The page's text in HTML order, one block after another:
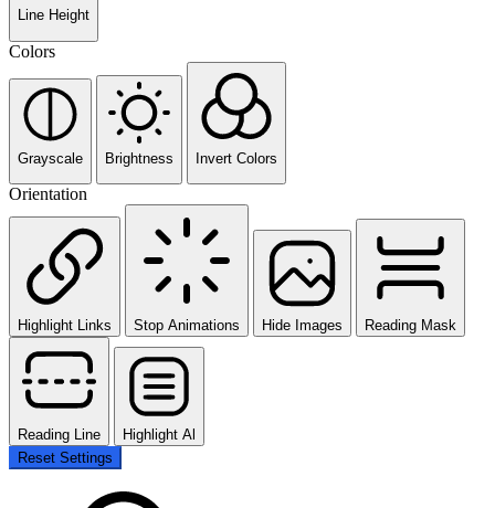
Line Height
Colors
Grayscale Brightness Invert Colors
Orientation
Highlight Links Stop Animations Hide Images Reading Mask
Reading Line
Highlight Al
Reset Settings